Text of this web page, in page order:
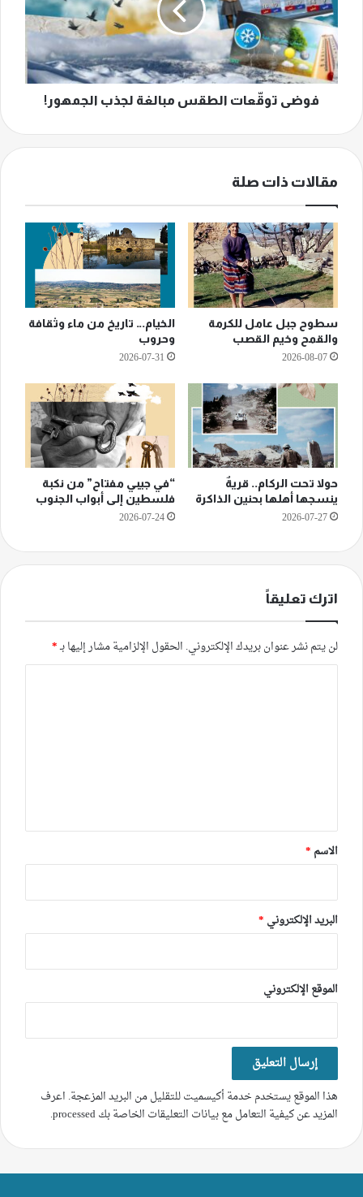
لجذب
الجمهور!
فوضى توقّعات الطقس مبالغة لجذب الجمهور!
مقالات ذات صلة
سطوح جبل عامل للكرمة
والقمح وخيم القصب
2026-08-07
الخيام… تاريخ من ماء وثقافة
وحروب
2026-07-31
حولا تحت الركام.. قريةٌ
ينسجها أهلها بحنين الذاكرة
2026-07-27
“في جيبي مفتاح” من نكبة
فلسطين إلى أبواب الجنوب
2026-07-24
اترك تعليقاً
لن يتم نشر عنوان بريدك الإلكتروني. الحقول الإلزامية مشار إليها بـ*
*
الاسم *
البريد الإلكتروني *
الموقع الإلكتروني
هذا الموقع يستخدم خدمة أكيسميت للتقليل من البريد المزعجة. اعرف
المزيد عن كيفية التعامل مع بيانات التعليقات الخاصة بك processed
.